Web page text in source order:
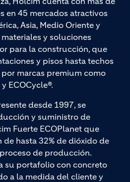
en 45 mercados atractivos
Asia, Medio Oriente y
y soluciones
para la construcción, que
y pisos hasta techos
marcas premium como
ECOCycle®.
desde 1997, se
y suministro de
Fuerte ECOPlanet que
hasta 32% de dióxido de
de producción.
su portafolio con concreto
a la medida del cliente y